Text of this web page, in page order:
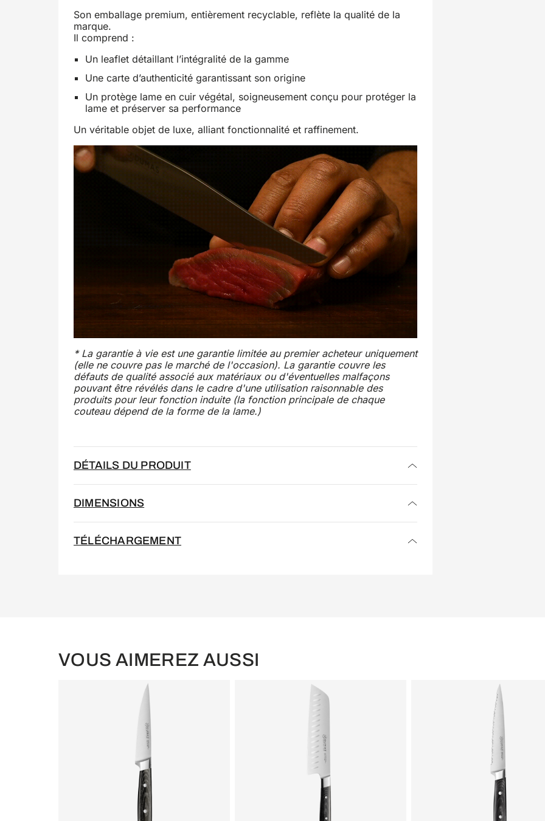
Son emballage premium, entièrement recyclable, reflète la qualité de la
marque.
Il comprend :
Un leaflet détaillant l’intégralité de la gamme
Une carte d’authenticité garantissant son origine
Un protège lame en cuir végétal, soigneusement conçu pour protéger la
lame et préserver sa performance
Un véritable objet de luxe, alliant fonctionnalité et raffinement.
* La garantie à vie est une garantie limitée au premier acheteur uniquement
(elle ne couvre pas le marché de l'occasion). La garantie couvre les
défauts de qualité associé aux matériaux ou d'éventuelles malfaçons
pouvant être révélés dans le cadre d'une utilisation raisonnable des
produits pour leur fonction induite (la fonction principale de chaque
couteau dépend de la forme de la lame.)
DÉTAILS DU PRODUIT
DIMENSIONS
TÉLÉCHARGEMENT
VOUS AIMEREZ AUSSI